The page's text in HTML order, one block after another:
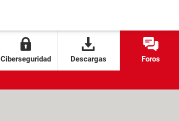
Ciberseguridad Descargas Foros